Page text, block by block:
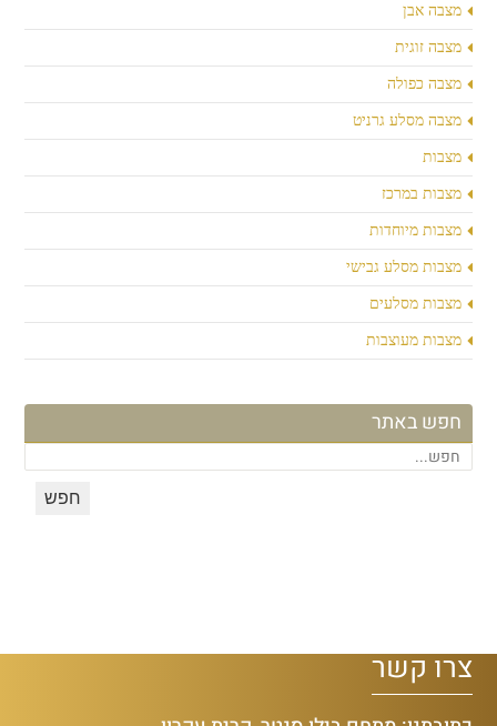
מצבה אבן
מצבה זוגית
מצבה כפולה
מצבה מסלע גרניט
מצבות
מצבות במרכז
מצבות מיוחדות
מצבות מסלע גבישי
מצבות מסלעים
מצבות מעוצבות
חפש באתר
צרו קשר